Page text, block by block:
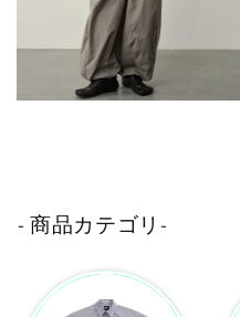
- 商品カテゴリ-